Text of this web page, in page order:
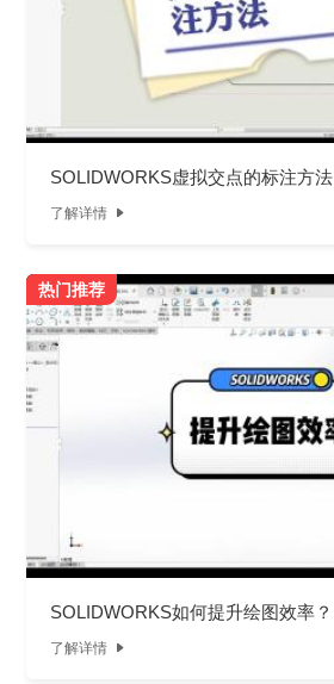
SOLIDWORKS虚拟交点的标注方法
了解详情 
热门推荐
SOLIDWORKS如何提升绘图效率？
了解详情 